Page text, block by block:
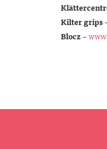
Kilter grips
Blocz–